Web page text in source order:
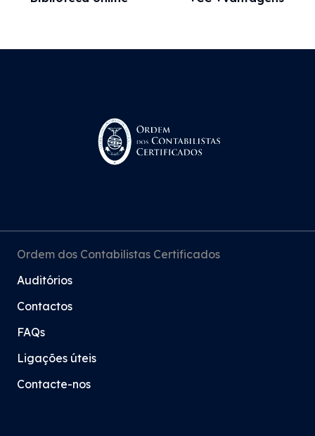
Ordem dos Contabilistas Certificados
Auditórios
Contactos
FAQs
Ligações úteis
Contacte-nos